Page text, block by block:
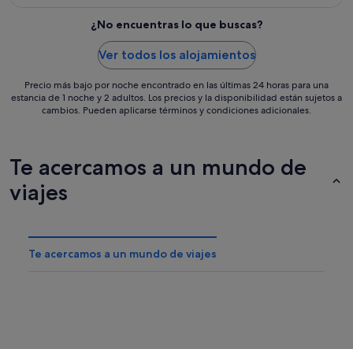
piscina. Dos atracciones turísticas populares que se encuentran
cerca son Bahía de Cabo San Lucas y Playa El Médano.
¿No encuentras lo que buscas?
Ver todos los alojamientos
Precio más bajo por noche encontrado en las últimas 24 horas para una
estancia de 1 noche y 2 adultos. Los precios y la disponibilidad están sujetos a
cambios. Pueden aplicarse términos y condiciones adicionales.
Te acercamos a un mundo de
viajes
Te acercamos a un mundo de viajes